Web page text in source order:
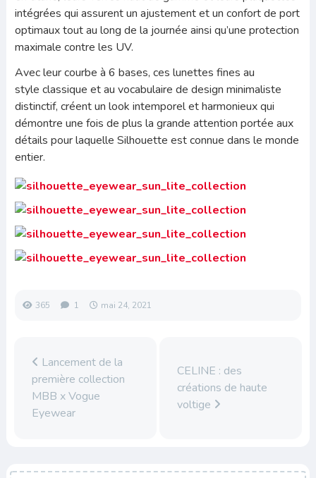
intégrées qui assurent un ajustement et un confort de port
optimaux tout au long de la journée ainsi qu’une protection
maximale contre les UV.
Avec leur courbe à 6 bases, ces lunettes fines au
style classique et au vocabulaire de design minimaliste
distinctif, créent un look intemporel et harmonieux qui
démontre une fois de plus la grande attention portée aux
détails pour laquelle Silhouette est connue dans le monde
entier.
365 1 mai 24, 2021
Lancement de la
première collection
MBB x Vogue
Eyewear
CELINE : des
créations de haute
voltige